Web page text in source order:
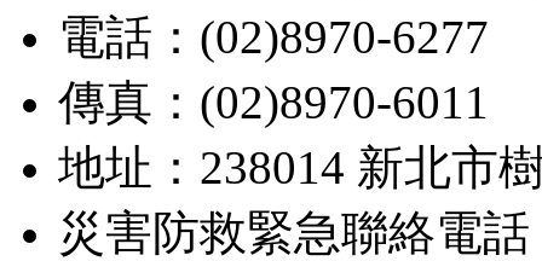
電話：(02)8970-6277
傳真：(02)8970-6011
地址：238014 新北市
災害防救緊急聯絡電話